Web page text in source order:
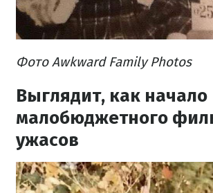
Фото Awkward Family Photos
Выглядит, как начало
малобюджетного
ужасов